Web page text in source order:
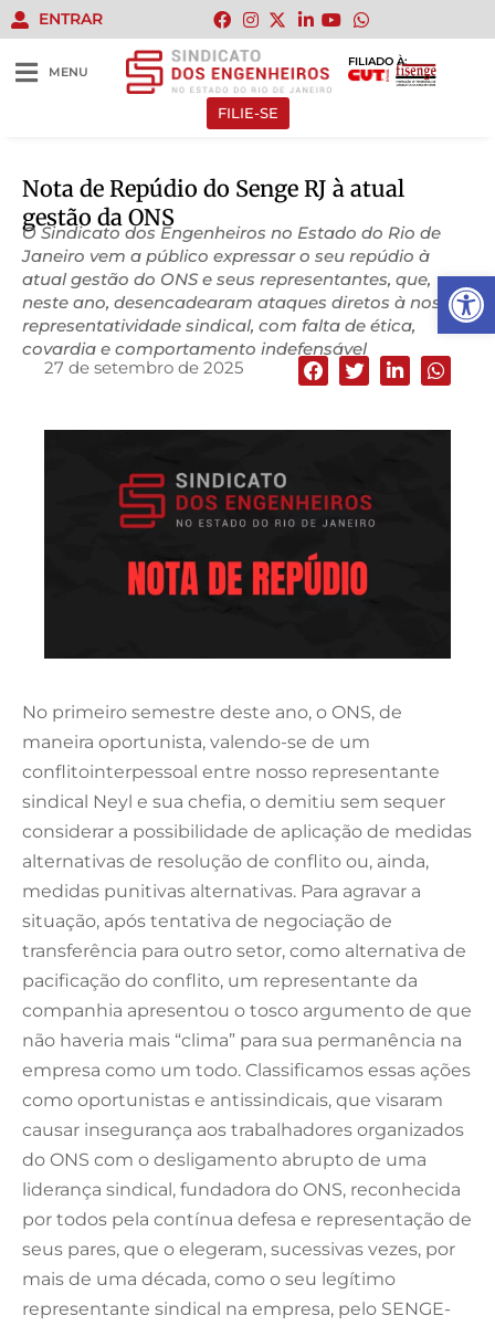
Abrir
ENTRAR
MENU
FILIADO À:
FILIE-SE
Nota de Repúdio do Senge RJ à atual
gestão da ONS
O Sindicato dos Engenheiros no Estado do Rio de
Janeiro vem a público expressar o seu repúdio à
atual gestão do ONS e seus representantes, que,
neste ano, desencadearam ataques diretos à nossa
representatividade sindical, com falta de ética,
covardia e comportamento indefensável
27 de setembro de 2025
No primeiro semestre deste ano, o ONS, de
maneira oportunista, valendo-se de um
conflitointerpessoal entre nosso representante
sindical Neyl e sua chefia, o demitiu sem sequer
considerar a possibilidade de aplicação de medidas
alternativas de resolução de conflito ou, ainda,
medidas punitivas alternativas. Para agravar a
situação, após tentativa de negociação de
transferência para outro setor, como alternativa de
pacificação do conflito, um representante da
companhia apresentou o tosco argumento de que
não haveria mais “clima” para sua permanência na
empresa como um todo. Classificamos essas ações
como oportunistas e antissindicais, que visaram
causar insegurança aos trabalhadores organizados
do ONS com o desligamento abrupto de uma
liderança sindical, fundadora do ONS, reconhecida
por todos pela contínua defesa e representação de
seus pares, que o elegeram, sucessivas vezes, por
mais de uma década, como o seu legítimo
representante sindical na empresa, pelo SENGE-